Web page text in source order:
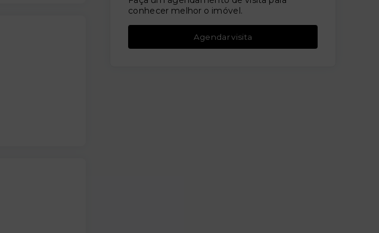
conhecer melhor o imóvel.
Agendar visita